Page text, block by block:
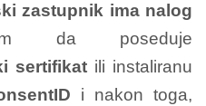
zastupnik ima nalog
da poseduje
sertifikat ili instaliranu
i nakon toga,